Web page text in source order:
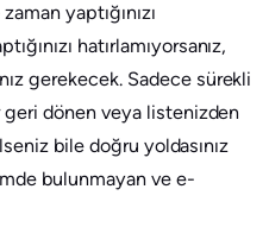
yaptığınızı
hatırlamıyorsanız,
gerekecek. Sadece sürekli
dönen veya listenizden
bile doğru yoldasınız
bulunmayan ve e-